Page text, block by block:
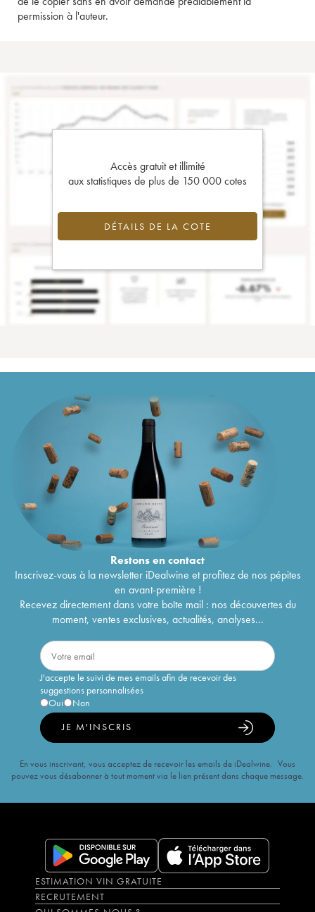
permission à l'auteur.
Accès gratuit et illimité
aux statistiques de plus de 150 000 cotes
DÉTAILS DE LA COTE
Restons encontact
Inscrivez-vous à la newsletter iDealwine et profitez de nos pépites
en avant-première !
Recevez directement dans votre boîte mail : nos découvertes du
moment, ventes exclusives, actualités, analyses...
J'accepte le suivi de mes emails afin de recevoir des
suggestions personnalisées
Oui
Non
JE M'INSCRIS
En vous inscrivant, vous acceptez de recevoir les emails de iDealwine. Vous
pouvez vous désabonner à tout moment via le lien présent dans chaque message.
ESTIMATION VIN GRATUITE
RECRUTEMENT